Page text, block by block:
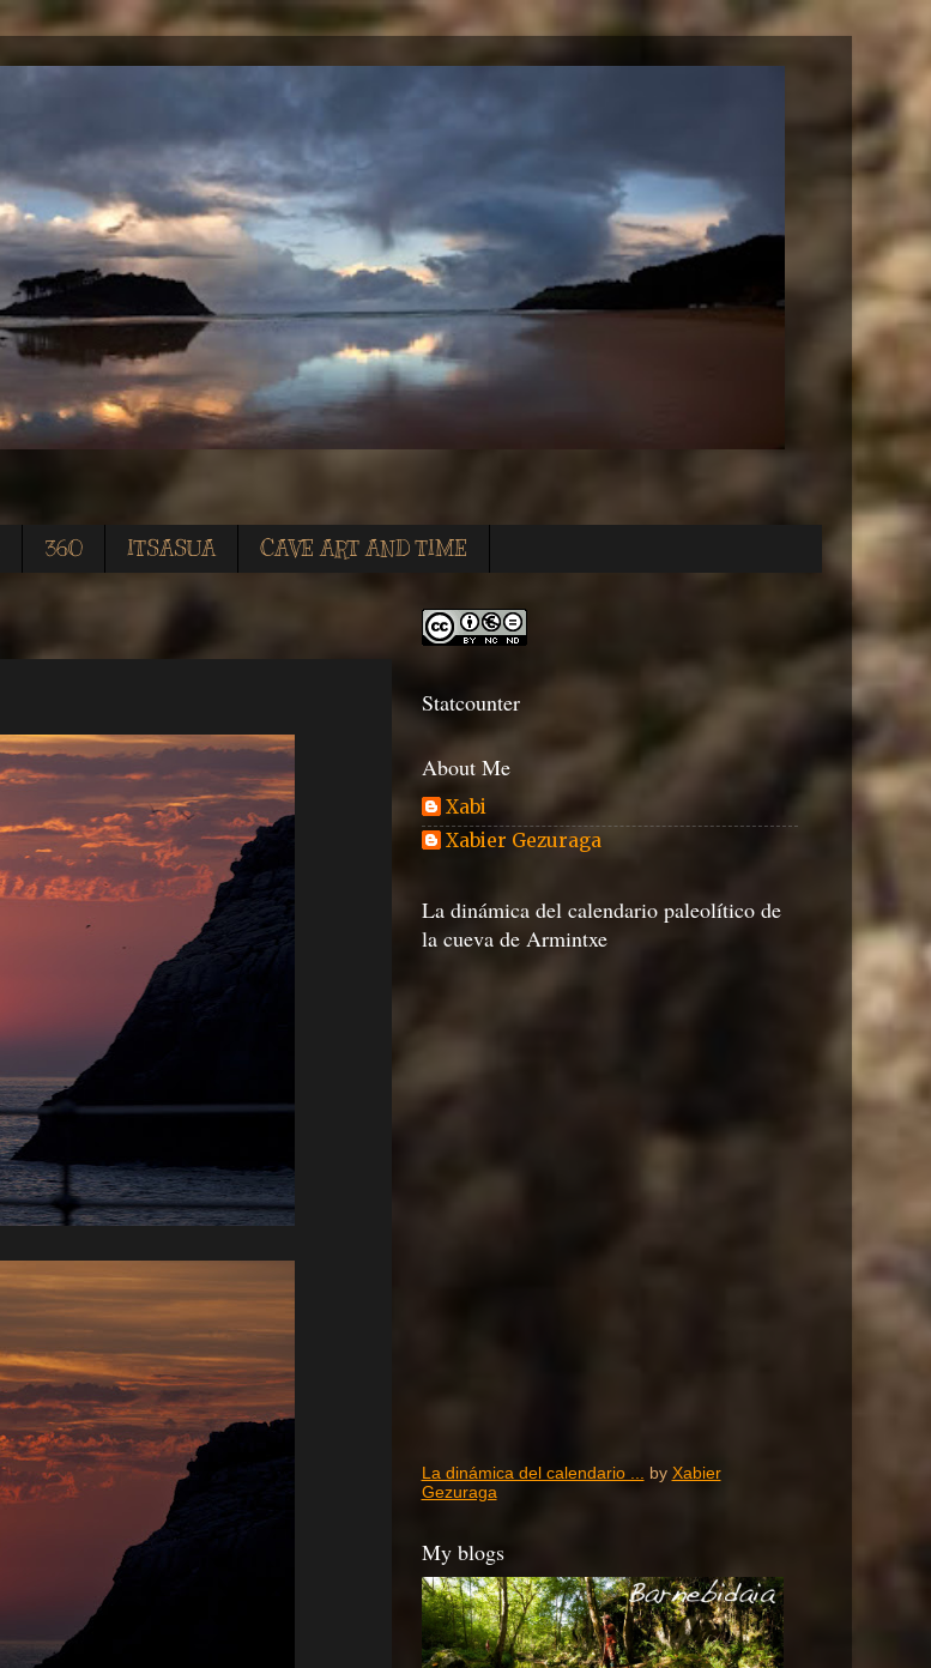
360 ITSASUA CAVE ART AND TIME
Statcounter
About Me
Xabi
Xabier Gezuraga
La dinámica del calendario paleolítico de
la cueva de Armintxe
La dinámica del calendario ... by Xabier
Gezuraga
My blogs